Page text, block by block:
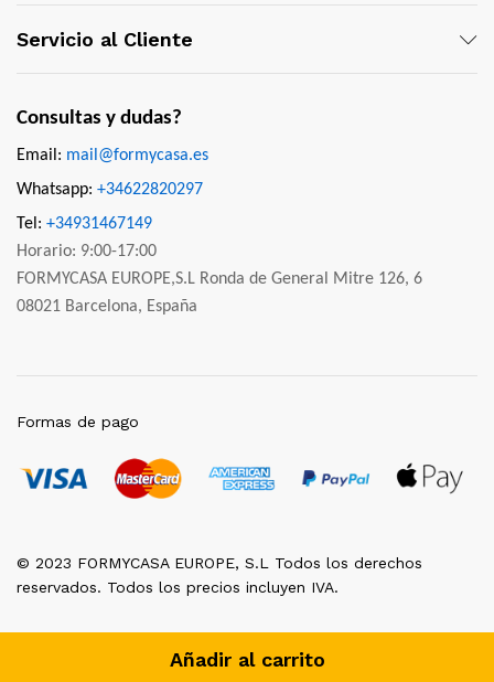
Añadir al carrito
Servicio al Cliente
Consultas y dudas?
Email: mail@formycasa.es
Whatsapp: +34622820297
Tel: +34931467149
Horario: 9:00-17:00
FORMYCASA EUROPE,S.L Ronda de General Mitre 126, 6
08021 Barcelona, España
© 2023 FORMYCASA EUROPE, S.L Todos los derechos
reservados. Todos los precios incluyen IVA.
Formas de pago